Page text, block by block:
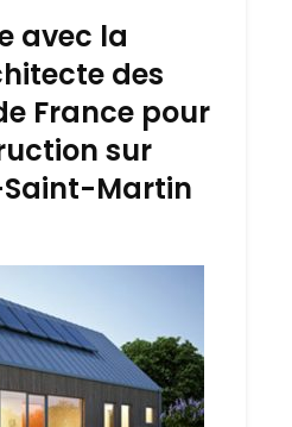
avec la
des
France pour
sur
Martin